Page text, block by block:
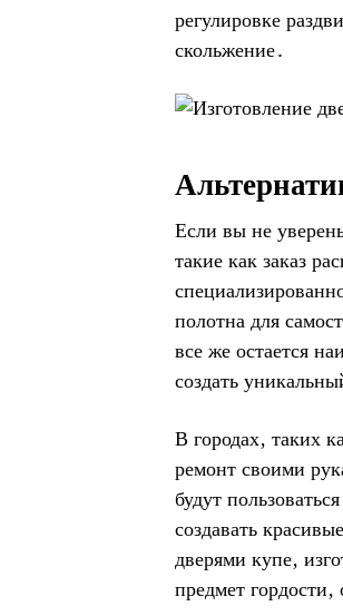
регулировке
скольжение․
Если вы не
такие как заказ
полотна для
все же остается
создать
В городах‚ таких
ремонт своими
будут
создавать
дверями купе‚
предмет